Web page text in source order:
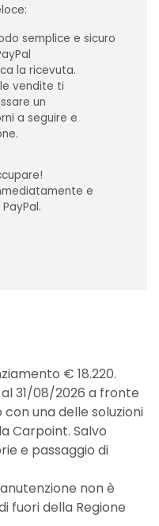
semplice e sicuro
la ricevuta.
vendite ti
un
a seguire e
e
€ 18.220.
31/08/2026 a fronte
una delle soluzioni
Carpoint. Salvo
e passaggio di
non è
fuori della Regione